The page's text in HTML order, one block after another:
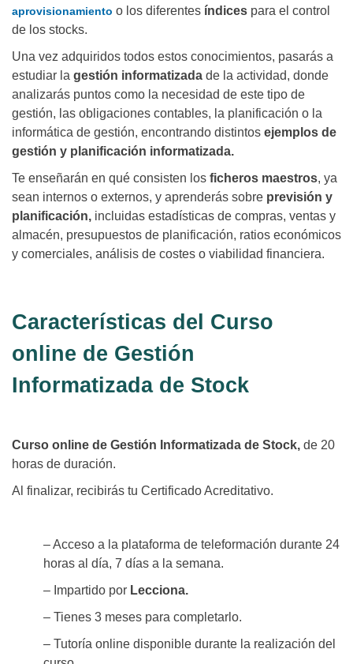
aprovisionamiento o los diferentes índices para el control
de los stocks.
Una vez adquiridos todos estos conocimientos, pasarás a
estudiar la gestión informatizada de la actividad, donde
analizarás puntos como la necesidad de este tipo de
gestión, las obligaciones contables, la planificación o la
informática de gestión, encontrando distintos ejemplos de
gestión y planificación informatizada.
Te enseñarán en qué consisten los ficheros maestros, ya
sean internos o externos, y aprenderás sobre previsión y
planificación, incluidas estadísticas de compras, ventas y
almacén, presupuestos de planificación, ratios económicos
y comerciales, análisis de costes o viabilidad financiera.
Características del Curso
online de Gestión
Informatizada de Stock
Curso online de Gestión Informatizada de Stock, de 20
horas de duración.
Al finalizar, recibirás tu Certificado Acreditativo.
– Acceso a la plataforma de teleformación durante 24
horas al día, 7 días a la semana.
– Impartido por Lecciona.
– Tienes 3 meses para completarlo.
– Tutoría online disponible durante la realización del